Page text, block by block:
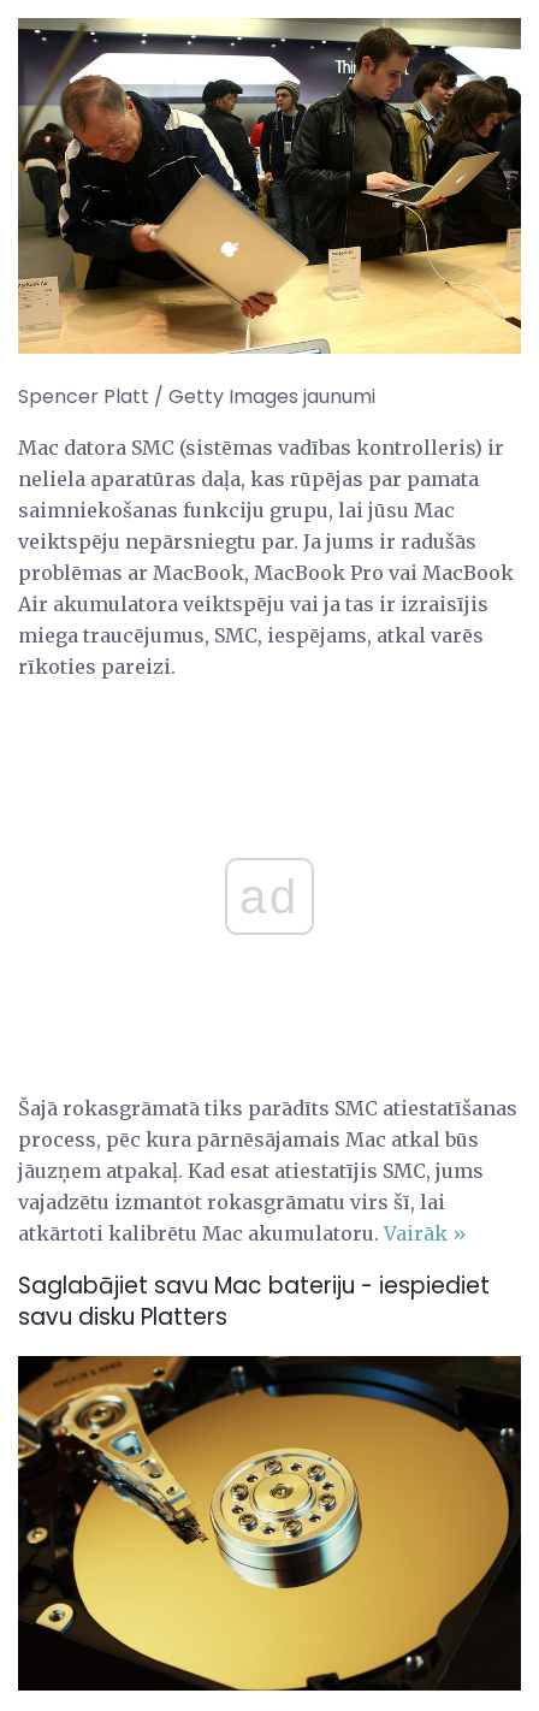
Spencer Platt / Getty Images jaunumi
Mac datora SMC (sistēmas vadības kontrolleris) ir
neliela aparatūras daļa, kas rūpējas par pamata
saimniekošanas funkciju grupu, lai jūsu Mac
veiktspēju nepārsniegtu par. Ja jums ir radušās
problēmas ar MacBook, MacBook Pro vai MacBook
Air akumulatora veiktspēju vai ja tas ir izraisījis
miega traucējumus, SMC, iespējams, atkal varēs
rīkoties pareizi.
ad
Šajā rokasgrāmatā tiks parādīts SMC atiestatīšanas
process, pēc kura pārnēsājamais Mac atkal būs
jāuzņem atpakaļ. Kad esat atiestatījis SMC, jums
vajadzētu izmantot rokasgrāmatu virs šī, lai
atkārtoti kalibrētu Mac akumulatoru.Vairāk »
Saglabājiet savu Mac bateriju - iespiediet
savu disku Platters